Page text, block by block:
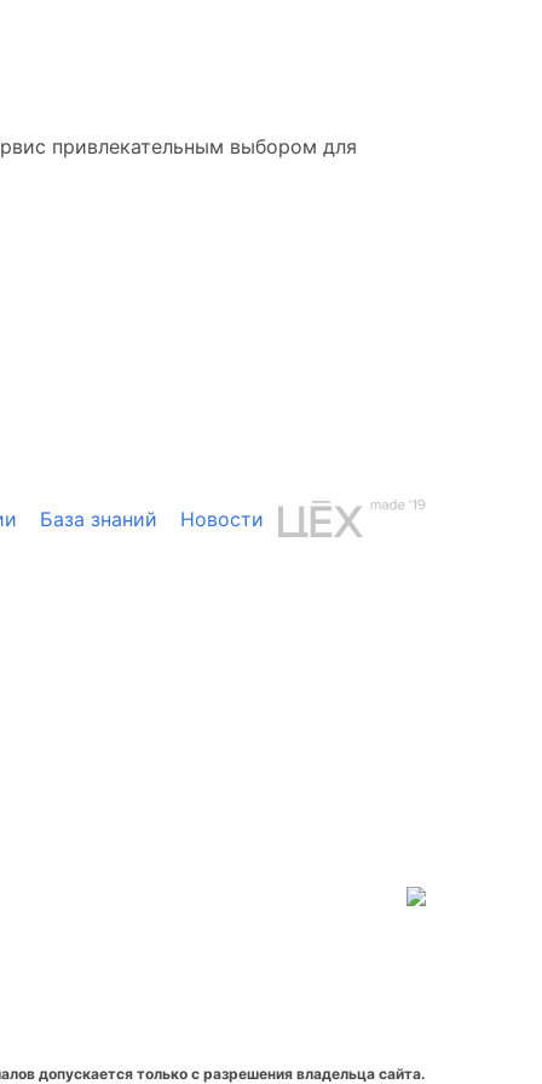
привлекательным выбором для
База знаний Новости
допускается только с разрешения владельца сайта.